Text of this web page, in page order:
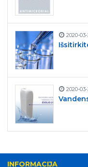
2020-
2020-
INFORMACIJA